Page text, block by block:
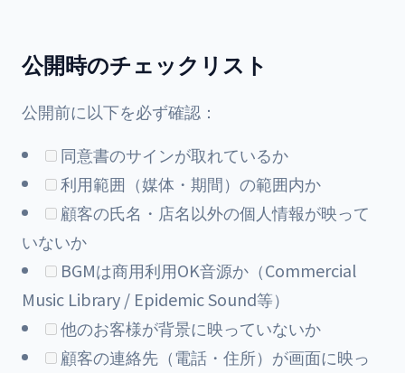
公開時のチェックリスト
公開前に以下を必ず確認：
同意書のサインが取れているか
利用範囲（媒体・期間）の範囲内か
顧客の氏名・店名以外の個人情報が映って
いないか
BGMは商用利用OK音源か（Commercial
Music Library / Epidemic Sound等）
他のお客様が背景に映っていないか
顧客の連絡先（電話・住所）が画面に映っ